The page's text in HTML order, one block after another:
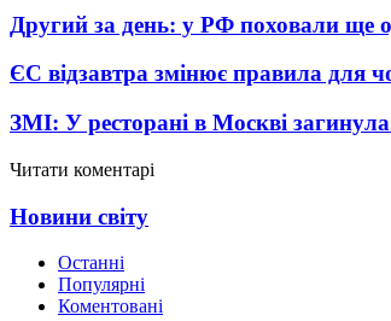
Другий за день: у РФ поховали ще
ЄС відзавтра змінює правила для
ЗМІ: У ресторані в Москві
Читати коментарі
Новини світу
Останні
Популярні
Коментовані